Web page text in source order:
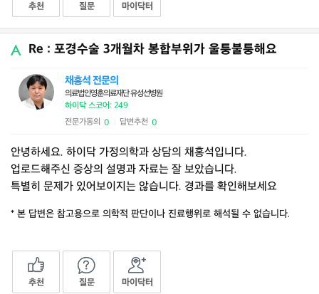
추천 질문 마이닥터
Re : 포경수술 3개월차 봉합부위가 울퉁불퉁해요
채홍석 전문의
의료법인영훈의료재단 유성선병원
하이닥 스코어: 249
전문가동의 0 답변추천 0
안녕하세요. 하이닥 가정의학과 상담의 채홍석입니다.
업로드해주신 증상의 설명과 자료는 잘 보았습니다.
특별히 문제가 있어보이지는 않습니다. 경과를 확인해보세요
* 본 답변은 참고용으로 의학적 판단이나 진료행위로 해석될 수 없습니다.
추천 질문 마이닥터